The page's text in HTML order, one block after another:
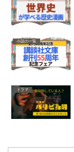
小説の一覧
ドラマ